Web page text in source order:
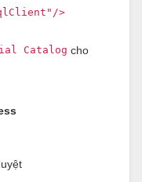
/>
Catalog cho